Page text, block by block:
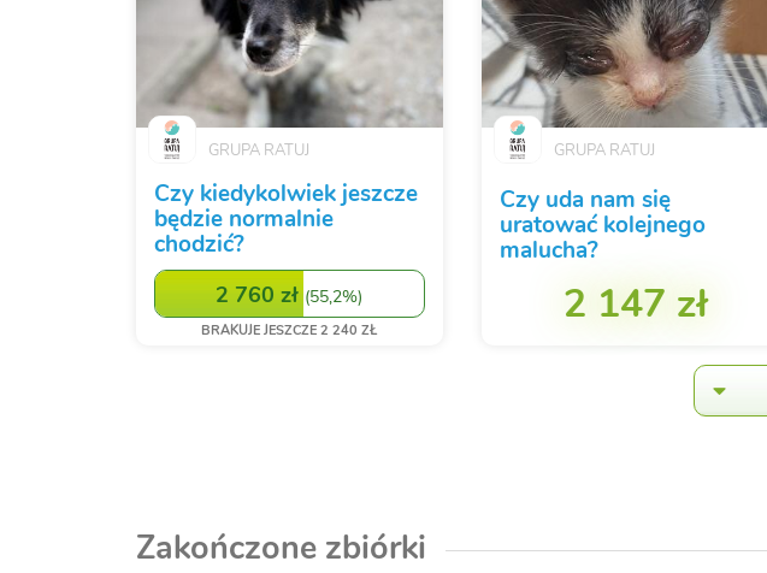
GRUPA RATUJ
Czy kiedykolwiek jeszcze
będzie normalnie
chodzić?
2 760 zł (55,2%)
BRAKUJE JESZCZE 2 240 ZŁ
GRUPA RATUJ
Czy uda nam się
uratować kolejnego
malucha?
2 147 zł
Zakończone zbiórki